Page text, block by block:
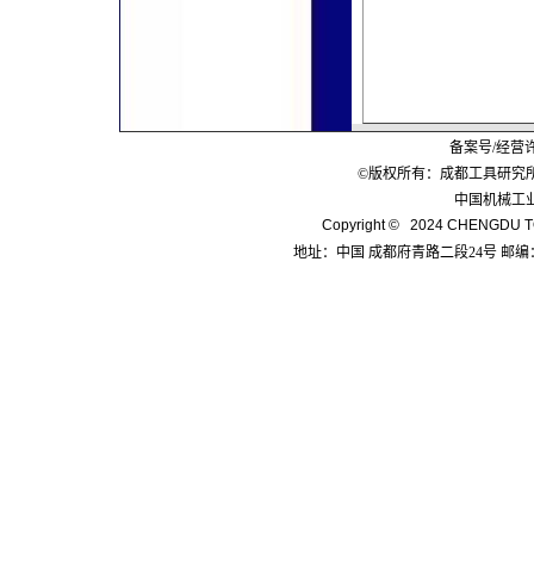
备案号/经营
©版权所有：成都工具研究
中国机械工
Copyright © 2024 CHENGDU
地址：中国 成都府青路二段24号 邮编